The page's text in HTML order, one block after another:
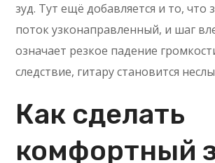
зуд. Тут ещё добавляется и то, что
поток узконаправленный, и шаг
означает резкое падение
следствие, гитару становится
Как сделать
комфортный